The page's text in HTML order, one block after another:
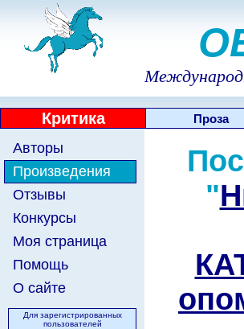
Критика Проза
Авторы
Произведения
Отзывы
Конкурсы
Моя страница
Помощь
О сайте
Для зарегистрированных
пользователей
"